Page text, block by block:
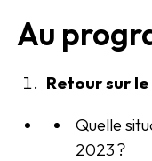
Au
Retour sur
Quelle
2023 ?